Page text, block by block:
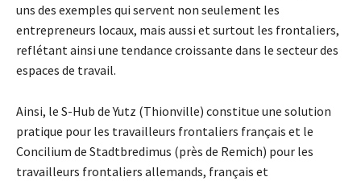
uns des exemples qui servent non seulement les
entrepreneurs locaux, mais aussi et surtout les frontaliers,
reflétant ainsi une tendance croissante dans le secteur des
espaces de travail.
Ainsi, le S-Hub de Yutz (Thionville) constitue une solution
pratique pour les travailleurs frontaliers français et le
Concilium de Stadtbredimus (près de Remich) pour les
travailleurs frontaliers allemands, français et